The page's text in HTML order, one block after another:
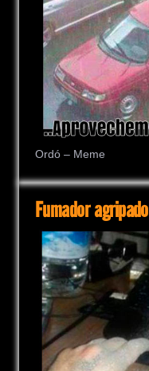
Ordó – Meme
Fumador agripado